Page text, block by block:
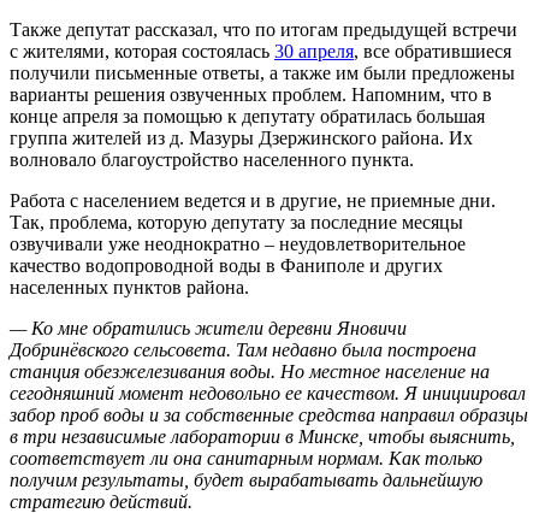
Также депутат рассказал, что по итогам предыдущей встречи
с жителями, которая состоялась 30 апреля, все обратившиеся
получили письменные ответы, а также им были предложены
варианты решения озвученных проблем. Напомним, что в
конце апреля за помощью к депутату обратилась большая
группа жителей из д. Мазуры Дзержинского района. Их
волновало благоустройство населенного пункта.
Работа с населением ведется и в другие, не приемные дни.
Так, проблема, которую депутату за последние месяцы
озвучивали уже неоднократно – неудовлетворительное
качество водопроводной воды в Фаниполе и других
населенных пунктов района.
— Ко мне обратились жители деревни Яновичи
Добринёвского сельсовета. Там недавно была построена
станция обезжелезивания воды. Но местное население на
сегодняшний момент недовольно ее качеством. Я инициировал
забор проб воды и за собственные средства направил образцы
в три независимые лаборатории в Минске, чтобы выяснить,
соответствует ли она санитарным нормам. Как только
получим результаты, будет вырабатывать дальнейшую
стратегию действий.